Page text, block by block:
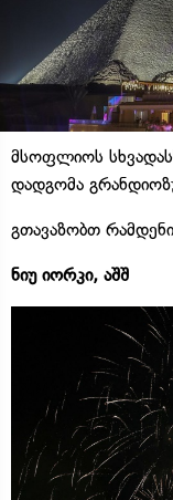
მსოფლიოს
დადგომა
გთავაზობთ
ნიუ იორკი, აშშ